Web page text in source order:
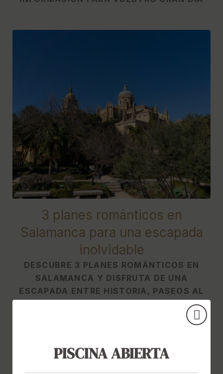
[{"url":"https:\/\/synergy.booking-
channel.com\/api\/hotels\/622\/medias\/512#Hotel Do\u00f1a
Br\u00edgida - Salamanca Forum_Salamanca_3 planes
rom\u00e1nticos en Salamanca para una escapada
inolvidable","name":""}]
3 planes románticos en
Salamanca para una escapada
inolvidable
DESCUBRE 3 PLANES ROMÁNTICOS EN
SALAMANCA Y DISFRUTA DE UNA
ESCAPADA ENTRE HISTORIA, PASEOS AL
ATARDECER Y RELAX EN UN HOTEL CON
PISCINA ABIERTA